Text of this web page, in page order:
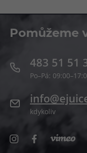
Pomůžeme
483 51 51
Po–Pá:
kdykoliv